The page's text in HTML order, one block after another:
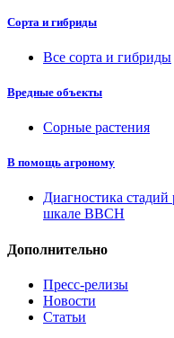
Сорта и гибриды
Все сорта и гибриды
Вредные объекты
Сорные растения
В помощь агроному
Диагностика
шкале ВВСН
Дополнительно
Пресс-релизы
Новости
Статьи